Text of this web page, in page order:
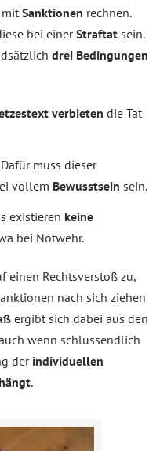
mitSanktionen rechnen.
bei einerStraftat sein.
drei Bedingungen
verbieten die Tat
Dafür muss dieser
vollem Bewusstsein sein.
existieren keine
bei Notwehr.
einen Rechtsverstoß zu,
nach sich ziehen
ergibt sich dabei aus den
wenn schlussendlich
der individuellen
.